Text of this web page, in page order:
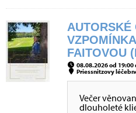
AUTORSKÉ
FAITOVOU
08.08.2026 od 19:00
Priessnitzovy
Večer
dlouholeté